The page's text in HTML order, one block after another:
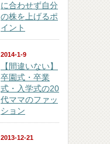
に合わせず自分
の株を上げるポ
イント
2014-1-9
【間違いない】
卒園式・卒業
式・入学式の20
代ママのファッ
ション
2013-12-21